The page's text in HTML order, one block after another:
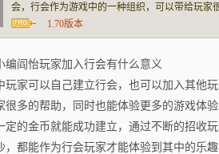
会，行会作为游戏中的一种组织，可以带给玩
行会，可以在游戏中找到比比奇国王支付一定的
每天都能参与行会争霸以及激情的攻沙，都能作
1.70版本
编阎怡玩家加入行会有什么意义
玩家可以自己建立行会，也可以加入其他
很多的帮助，同时也能体验更多的游戏体
定的金币就能成功建立，通过不断的招收
，都能作为行会玩家才能体验到其中的乐